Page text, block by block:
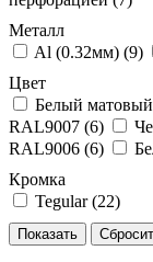
Металл
Al (0.32мм) (9)
Цвет
Белый
RAL9007 (6)
RAL9006 (6)
Кромка
Tegular (22)